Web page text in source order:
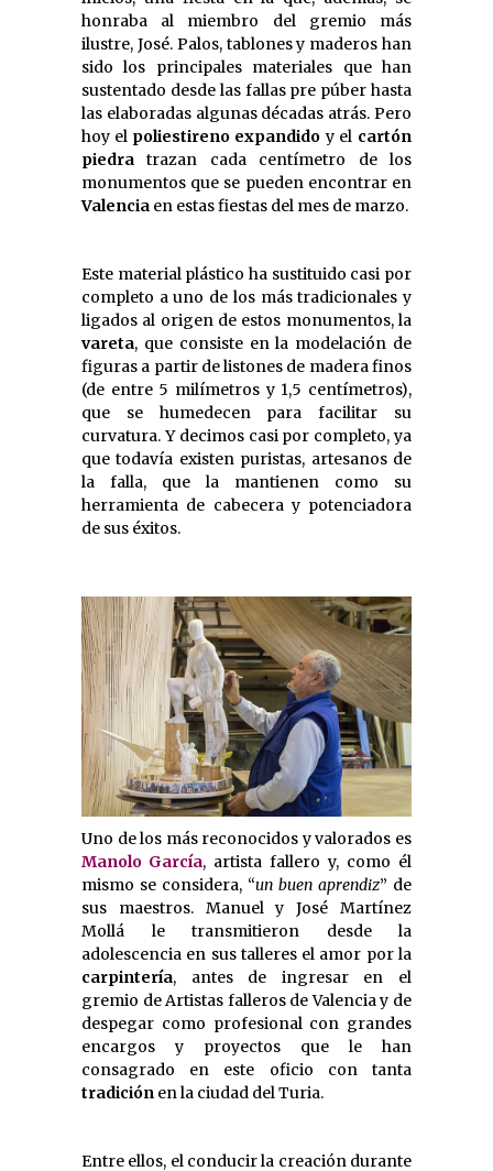
honraba al miembro del gremio más
ilustre, José. Palos, tablones y maderos han
sido los principales materiales que han
sustentado desde las fallas pre púber hasta
las elaboradas algunas décadas atrás. Pero
hoy el poliestireno expandido y el cartón
piedra trazan cada centímetro de los
monumentos que se pueden encontrar en
Valencia en estas fiestas del mes de marzo.
Este material plástico ha sustituido casi por
completo a uno de los más tradicionales y
ligados al origen de estos monumentos, la
vareta, que consiste en la modelación de
figuras a partir de listones de madera finos
(de entre 5 milímetros y 1,5 centímetros),
que se humedecen para facilitar su
curvatura. Y decimos casi por completo, ya
que todavía existen puristas, artesanos de
la falla, que la mantienen como su
herramienta de cabecera y potenciadora
de sus éxitos.
Uno de los más reconocidos y valorados es
Manolo García, artista fallero y, como él
mismo se considera, “un buen aprendiz” de
sus maestros. Manuel y José Martínez
Mollá le transmitieron desde la
adolescencia en sus talleres el amor por la
carpintería, antes de ingresar en el
gremio de Artistas falleros de Valencia y de
despegar como profesional con grandes
encargos y proyectos que le han
consagrado en este oficio con tanta
tradición en la ciudad del Turia.
Entre ellos, el conducir la creación durante